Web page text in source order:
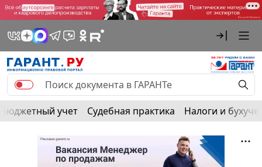
Бюджетный учет Судебная практика Налоги и